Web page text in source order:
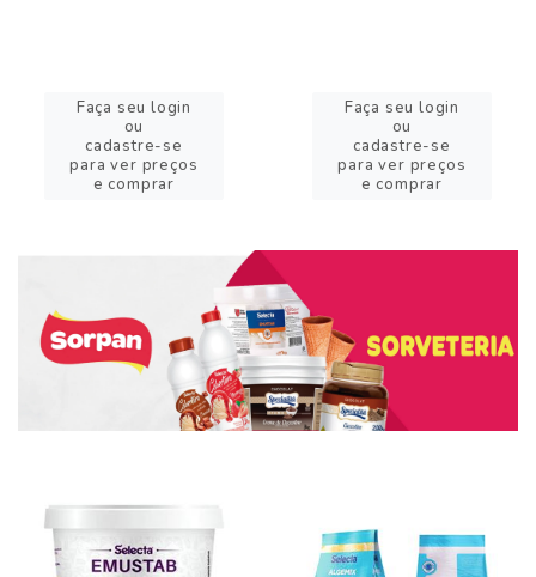
Faça seu login
ou
cadastre-se
para ver preços
e comprar
Faça seu login
ou
cadastre-se
para ver preços
e comprar